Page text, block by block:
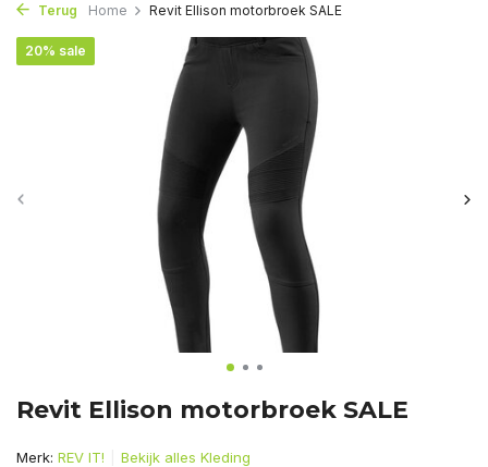
Terug Home Revit Ellison motorbroek SALE
Revit Ellison motorbroek SALE
20% sale
Merk: REV IT! Bekijk alles Kleding